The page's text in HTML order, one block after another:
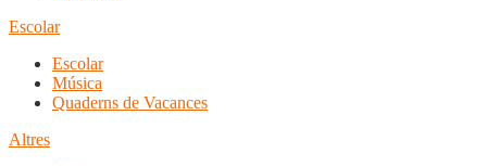
Escolar
Escolar
Música
Quaderns de Vacances
Altres